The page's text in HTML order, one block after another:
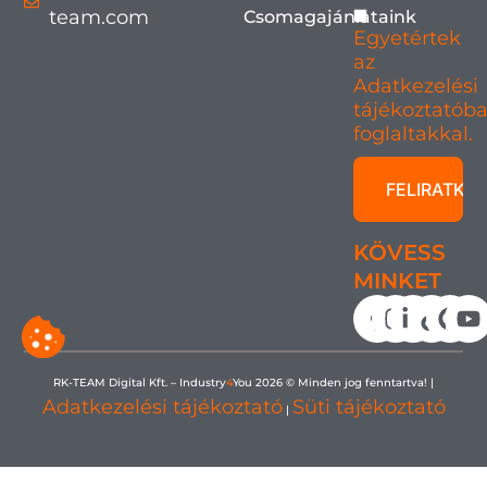
team.com
Csomagajánlataink
Egyetértek
az
Adatkezelési
foglaltakkal.
KÖVESS
MINKET
RK-TEAM Digital Kft. – Industry4You 2026 © Minden jog fenntartva! |
Adatkezelési tájékoztató| Süti tájékoztató